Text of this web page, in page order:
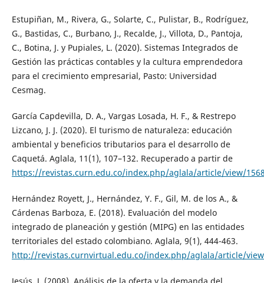
Estupiñan, M., Rivera, G., Solarte, C., Pulistar, B., Rodríguez,
G., Bastidas, C., Burbano, J., Recalde, J., Villota, D., Pantoja,
C., Botina, J. y Pupiales, L. (2020). Sistemas Integrados de
Gestión las prácticas contables y la cultura emprendedora
para el crecimiento empresarial, Pasto: Universidad
Cesmag.
García Capdevilla, D. A., Vargas Losada, H. F., & Restrepo
Lizcano, J. J. (2020). El turismo de naturaleza: educación
ambiental y beneficios tributarios para el desarrollo de
Caquetá. Aglala, 11(1), 107–132. Recuperado a partir de
https://revistas.curn.edu.co/index.php/aglala/article/view/
Hernández Royett, J., Hernández, Y. F., Gil, M. de los A., &
Cárdenas Barboza, E. (2018). Evaluación del modelo
integrado de planeación y gestión (MIPG) en las entidades
territoriales del estado colombiano. Aglala, 9(1), 444-463.
http://revistas.curnvirtual.edu.co/index.php/aglala/article/